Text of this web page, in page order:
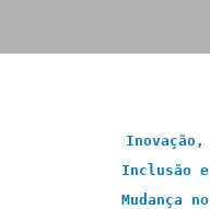
Inovação,
Inclusão e
Mudança no